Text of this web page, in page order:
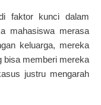
faktor kunci dalam
mahasiswa merasa
keluarga, mereka
bisa memberi mereka
justru mengarah